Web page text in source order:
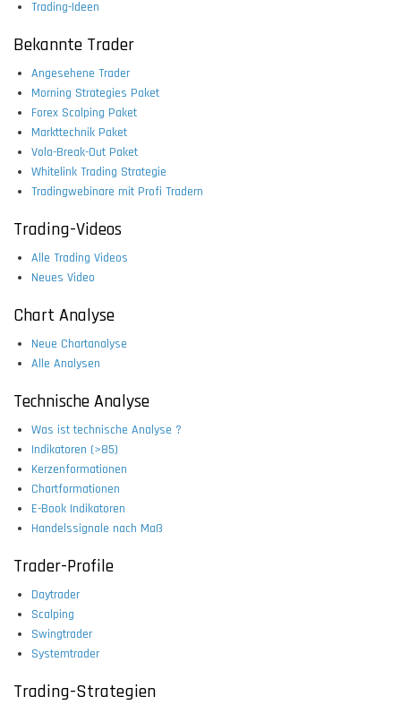
Trading-Ideen
Bekannte Trader
Angesehene Trader
Morning Strategies Paket
Forex Scalping Paket
Markttechnik Paket
Vola-Break-Out Paket
Whitelink Trading Strategie
Tradingwebinare mit Profi Tradern
Trading-Videos
Alle Trading Videos
Neues Video
Chart Analyse
Neue Chartanalyse
Alle Analysen
Technische Analyse
Was ist technische Analyse ?
Indikatoren (>85)
Kerzenformationen
Chartformationen
E-Book Indikatoren
Handelssignale nach Maß
Trader-Profile
Daytrader
Scalping
Swingtrader
Systemtrader
Trading-Strategien